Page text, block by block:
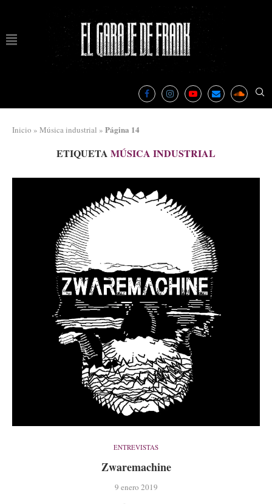
Inicio » Música industrial » Página 14
ETIQUETA MÚSICA INDUSTRIAL
ENTREVISTAS
Zwaremachine
9 enero 2019